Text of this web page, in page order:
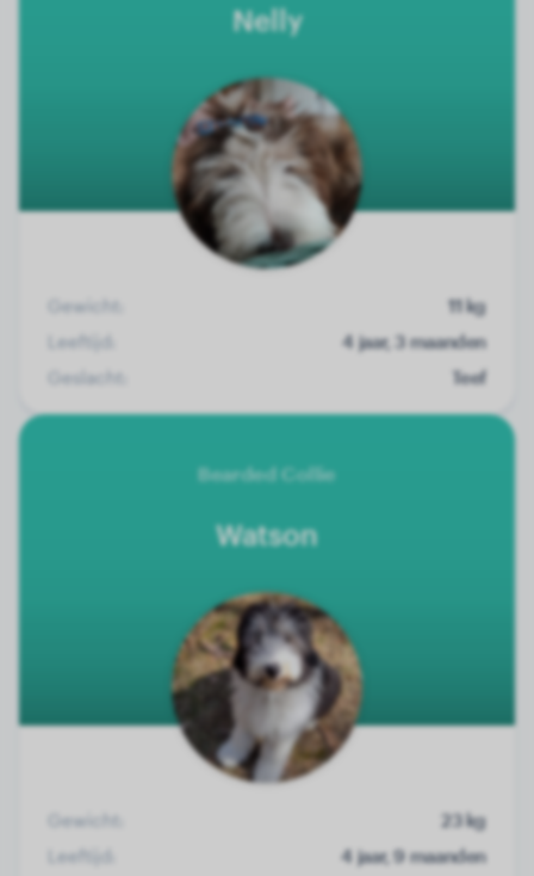
Nelly
Gewicht:
11 kg
Leeftijd:
4 jaar, 3 maanden
Geslacht:
Teef
Bearded Collie
Watson
Gewicht:
23 kg
Leeftijd:
4 jaar, 9 maanden